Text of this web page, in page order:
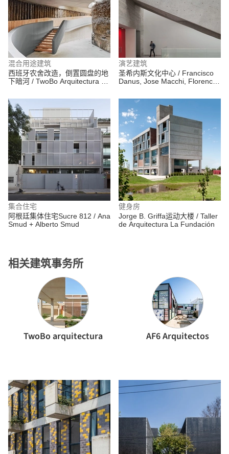
混合用途建筑
西班牙农舍改造，倒置圆盘的地
下暗河 / TwoBo Arquitectura +
演艺建筑
圣希内斯文化中心 / Francisco
Danus, Jose Macchi, Florencia
集合住宅
阿根廷集体住宅Sucre 812 / Ana
Smud + Alberto Smud
相关建筑事务所
TwoBo arquitectura AF6 Arquitectos
健身房
Jorge B. Griffa运动大楼 / Taller
de Arquitectura La Fundación